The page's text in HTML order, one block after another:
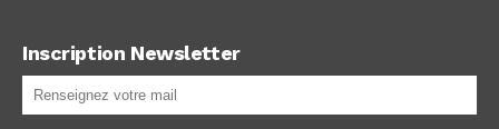
Inscription Newsletter